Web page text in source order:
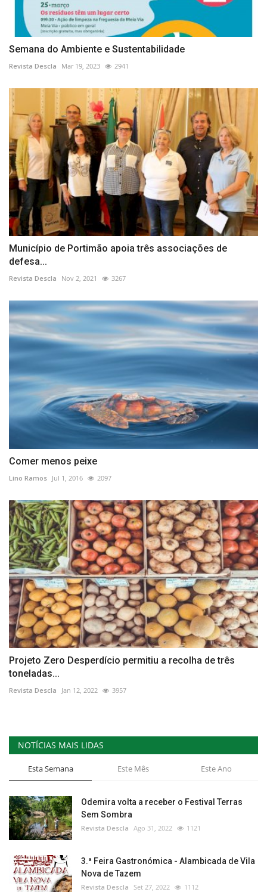
Semana do Ambiente e Sustentabilidade
Revista Descla Mar 19, 2023 2941
Município de Portimão apoia três associações de
defesa...
Revista Descla Nov 2, 2021 3267
Comer menos peixe
Lino Ramos Jul 1, 2016 2097
Projeto Zero Desperdício permitiu a recolha de três
toneladas...
Revista Descla Jan 12, 2022 3957
NOTÍCIAS MAIS LIDAS
Esta Semana Este Mês Este Ano
Odemira volta a receber o Festival Terras
Sem Sombra
Revista Descla Ago 31, 2022 1121
3.ª Feira Gastronómica - Alambicada de Vila
Nova de Tazem
Revista Descla Set 27, 2022 1112